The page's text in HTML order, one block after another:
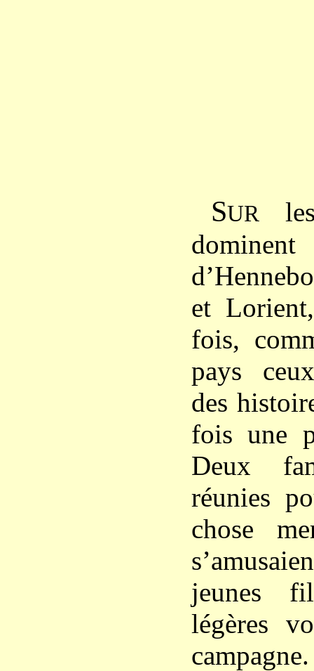
SUR
et
fois,
pays
des
fois une
Deux
réunies
chose
jeunes
légères